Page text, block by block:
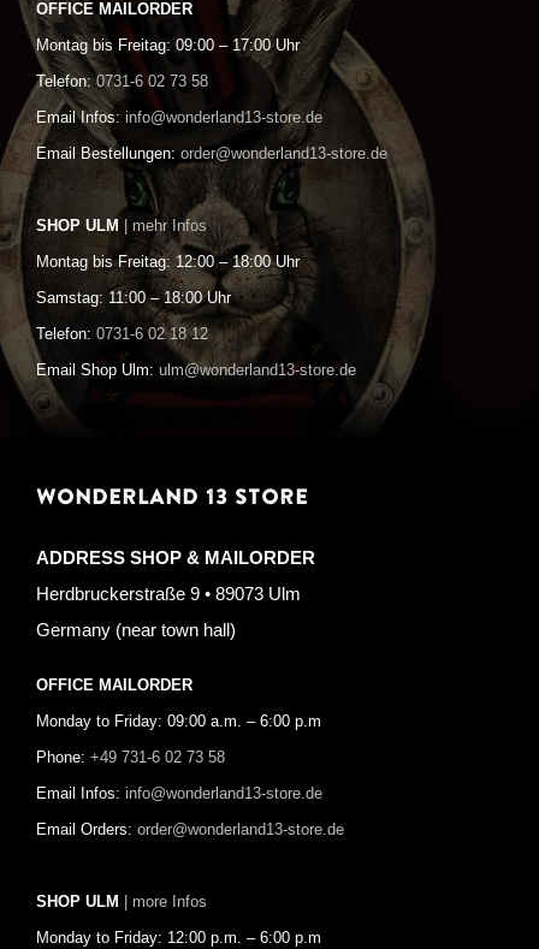
OFFICE MAILORDER
Montag bis Freitag: 09:00 – 17:00 Uhr
Telefon: 0731-6 02 73 58
Email Infos: info@wonderland13-store.de
Email Bestellungen: order@wonderland13-store.de
SHOP ULM | mehr Infos
Montag bis Freitag: 12:00 – 18:00 Uhr
Samstag: 11:00 – 18:00 Uhr
Telefon: 0731-6 02 18 12
Email Shop Ulm: ulm@wonderland13-store.de
WONDERLAND 13 STORE
ADDRESS SHOP & MAILORDER
Herdbruckerstraße 9 • 89073 Ulm
Germany (near town hall)
OFFICE MAILORDER
Monday to Friday: 09:00 a.m. – 6:00 p.m
Phone: +49 731-6 02 73 58
Email Infos: info@wonderland13-store.de
Email Orders: order@wonderland13-store.de
SHOP ULM | more Infos
Monday to Friday: 12:00 p.m. – 6:00 p.m